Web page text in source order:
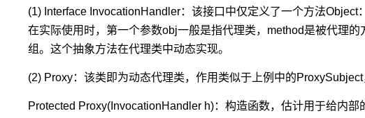
(1) Interface InvocationHandler：该接口中仅定义了一个方法Object
在实际使用时，第一个参数obj一般是指代理类，method是被代理
组。这个抽象方法在代理类中动态实现。
(2) Proxy：该类即为动态代理类，作用类似于上例中的ProxySubject
Protected Proxy(InvocationHandler h)：构造函数，估计用于给内部